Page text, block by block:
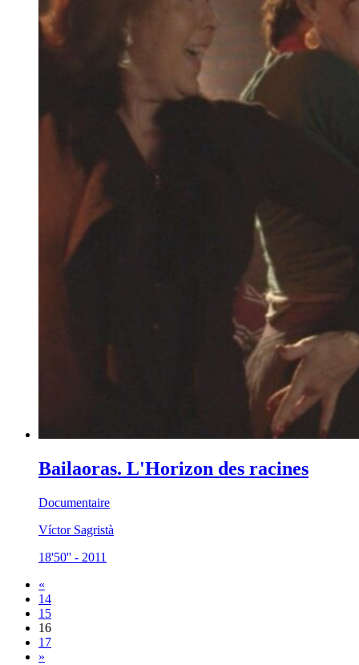
Bailaoras. L'Horizon des racines
Documentaire
Víctor Sagristà
18'50'' - 2011
«
14
15
16
17
»